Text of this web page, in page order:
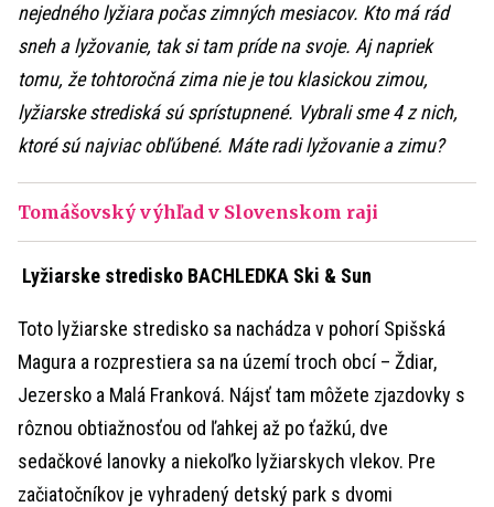
nejedného lyžiara počas zimných mesiacov. Kto má rád
sneh a lyžovanie, tak si tam príde na svoje. Aj napriek
tomu, že tohtoročná zima nie je tou klasickou zimou,
lyžiarske strediská sú sprístupnené. Vybrali sme 4 z nich,
ktoré sú najviac obľúbené. Máte radi lyžovanie a zimu?
Tomášovský výhľad v Slovenskom raji
Lyžiarske stredisko BACHLEDKA Ski & Sun
Toto lyžiarske stredisko sa nachádza v pohorí Spišská
Magura a rozprestiera sa na území troch obcí – Ždiar,
Jezersko a Malá Franková. Nájsť tam môžete zjazdovky s
rôznou obtiažnosťou od ľahkej až po ťažkú, dve
sedačkové lanovky a niekoľko lyžiarskych vlekov. Pre
začiatočníkov je vyhradený detský park s dvomi